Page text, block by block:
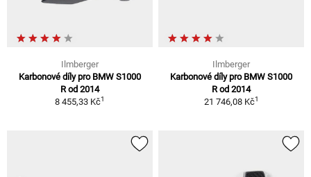
Ilmberger
Karbonové díly pro BMW S1000
R od 2014
8 455,33 Kč1
Ilmberger
Karbonové díly pro BMW S1000
R od 2014
21 746,08 Kč1